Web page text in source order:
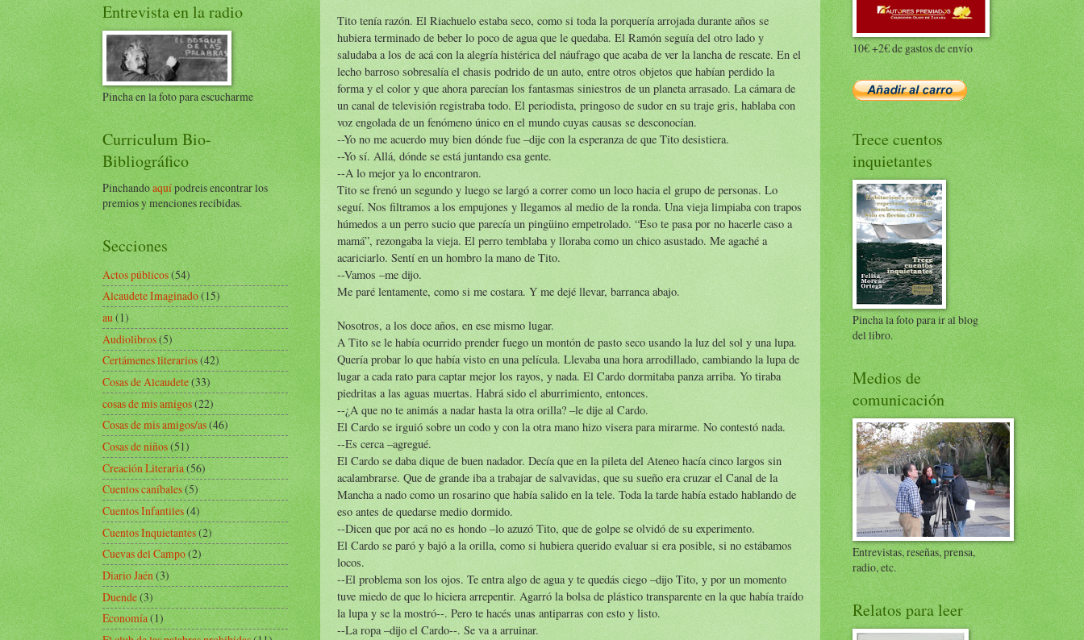
Tito tenía razón. El Riachuelo estaba seco, como si toda la porquería arrojada durante años se
hubiera terminado de beber lo poco de agua que le quedaba. El Ramón seguía del otro lado y
saludaba a los de acá con la alegría histérica del náufrago que acaba de ver la lancha de rescate. En el
lecho barroso sobresalía el chasis podrido de un auto, entre otros objetos que habían perdido la
forma y el color y que ahora parecían los fantasmas siniestros de un planeta arrasado. La cámara de
un canal de televisión registraba todo. El periodista, pringoso de sudor en su traje gris, hablaba con
voz engolada de un fenómeno único en el mundo cuyas causas se desconocían.
--Yo no me acuerdo muy bien dónde fue –dije con la esperanza de que Tito desistiera.
--Yo sí. Allá, dónde se está juntando esa gente.
--A lo mejor ya lo encontraron.
Tito se frenó un segundo y luego se largó a correr como un loco hacia el grupo de personas. Lo
seguí. Nos filtramos a los empujones y llegamos al medio de la ronda. Una vieja limpiaba con trapos
húmedos a un perro sucio que parecía un pingüino empetrolado. “Eso te pasa por no hacerle caso a
mamá”, rezongaba la vieja. El perro temblaba y lloraba como un chico asustado. Me agaché a
acariciarlo. Sentí en un hombro la mano de Tito.
--Vamos –me dijo.
Me paré lentamente, como si me costara. Y me dejé llevar, barranca abajo.
Nosotros, a los doce años, en ese mismo lugar.
A Tito se le había ocurrido prender fuego un montón de pasto seco usando la luz del sol y una lupa.
Quería probar lo que había visto en una película. Llevaba una hora arrodillado, cambiando la lupa de
lugar a cada rato para captar mejor los rayos, y nada. El Cardo dormitaba panza arriba. Yo tiraba
piedritas a las aguas muertas. Habrá sido el aburrimiento, entonces.
--¿A que no te animás a nadar hasta la otra orilla? –le dije al Cardo.
El Cardo se irguió sobre un codo y con la otra mano hizo visera para mirarme. No contestó nada.
--Es cerca –agregué.
El Cardo se daba dique de buen nadador. Decía que en la pileta del Ateneo hacía cinco largos sin
acalambrarse. Que de grande iba a trabajar de salvavidas, que su sueño era cruzar el Canal de la
Mancha a nado como un rosarino que había salido en la tele. Toda la tarde había estado hablando de
eso antes de quedarse medio dormido.
--Dicen que por acá no es hondo –lo azuzó Tito, que de golpe se olvidó de su experimento.
El Cardo se paró y bajó a la orilla, como si hubiera querido evaluar si era posible, si no estábamos
locos.
--El problema son los ojos. Te entra algo de agua y te quedás ciego –dijo Tito, y por un momento
tuve miedo de que lo hiciera arrepentir. Agarró la bolsa de plástico transparente en la que había traído
la lupa y se la mostró--. Pero te hacés unas antiparras con esto y listo.
--La ropa –dijo el Cardo--. Se va a arruinar.
Entrevista en la radio
Pincha en la foto para escucharme
Curriculum Bio-
Bibliográfico
Pinchandoaquípodreis encontrar los
premios y menciones recibidas.
Secciones
Actos públicos(54)
Alcaudete Imaginado(15)
au(1)
Audiolibros(5)
Certámenes literarios(42)
Cosas de Alcaudete(33)
cosas de mis amigos(22)
Cosas de mis amigos/as(46)
Cosas de niños(51)
Creación Literaria(56)
Cuentos caníbales(5)
Cuentos Infantiles(4)
Cuentos Inquietantes(2)
Cuevas del Campo(2)
Diario Jaén(3)
Duende(3)
Economía(1)
10€ +2€ de gastos de envío
Trece cuentos
inquietantes
Pincha la foto para ir al blog
del libro.
Medios de
comunicación
Entrevistas, reseñas, prensa,
radio, etc.
Relatos para leer